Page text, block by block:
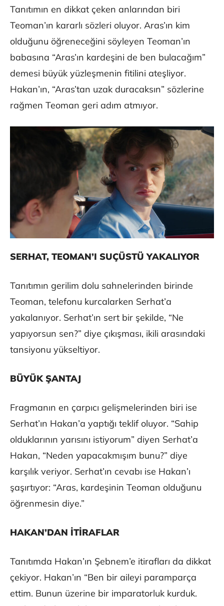
Tanıtımın en dikkat çeken anlarından biri
Teoman’ın kararlı sözleri oluyor. Aras’ın kim
olduğunu öğreneceğini söyleyen Teoman’ın
babasına “Aras’ın kardeşini de ben bulacağım”
demesi büyük yüzleşmenin fitilini ateşliyor.
Hakan’ın, “Aras’tan uzak duracaksın” sözlerine
rağmen Teoman geri adım atmıyor.
SERHAT, TEOMAN’I SUÇÜSTÜ YAKALIYOR
Tanıtımın gerilim dolu sahnelerinden birinde
Teoman, telefonu kurcalarken Serhat’a
yakalanıyor. Serhat’ın sert bir şekilde, “Ne
yapıyorsun sen?” diye çıkışması, ikili arasındaki
tansiyonu yükseltiyor.
BÜYÜK ŞANTAJ
Fragmanın en çarpıcı gelişmelerinden biri ise
Serhat’ın Hakan’a yaptığı teklif oluyor. “Sahip
olduklarının yarısını istiyorum” diyen Serhat’a
Hakan, “Neden yapacakmışım bunu?” diye
karşılık veriyor. Serhat’ın cevabı ise Hakan’ı
şaşırtıyor: “Aras, kardeşinin Teoman olduğunu
öğrenmesin diye.”
HAKAN’DAN İTİRAFLAR
Tanıtımda Hakan’ın Şebnem’e itirafları da dikkat
çekiyor. Hakan’ın “Ben bir aileyi paramparça
ettim. Bunun üzerine bir imparatorluk kurduk.